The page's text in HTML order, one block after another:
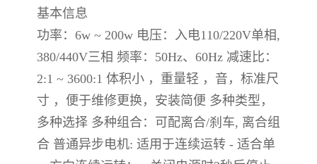
基本信息
功率：6w ~ 200w 电压：入电110/220V单相,
380/440V三相 频率：50Hz、60Hz 减速比：
2:1 ~ 3600:1 体积小 ，重量轻 ，音，标准尺
寸 ，便于维修更换，安装简便 多种类型，
多种选择 多种组合：可配离合/刹车, 离合组
合 普通异步电机: 适用于连续运转 - 适合单